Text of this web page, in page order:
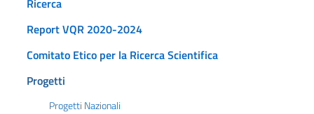
Report VQR 2020-2024
Comitato Etico per la Ricerca Scientifica
Progetti
Progetti Nazionali